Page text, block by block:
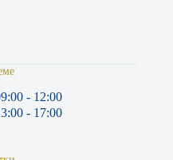
- 12:00
- 17:00